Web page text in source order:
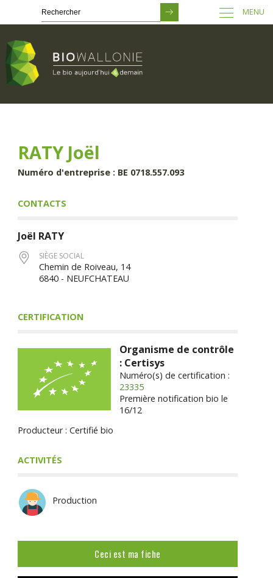
principal
MENU
RATY Joël
Numéro d'entreprise : BE 0718.557.093
CONTACTS
Joël RATY
SIÈGE SOCIAL
Chemin de Roiveau, 14
6840 - NEUFCHATEAU
CERTIFICATION
Organisme de contrôle
: Certisys
Numéro(s) de certification :
23335
Première notification bio le
16/12
Producteur : Certifié bio
ACTIVITÉS
Production
Ceci est ma fiche